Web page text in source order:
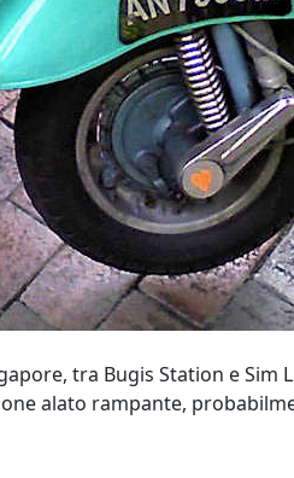
tra Bugis Station e Sim
alato rampante,